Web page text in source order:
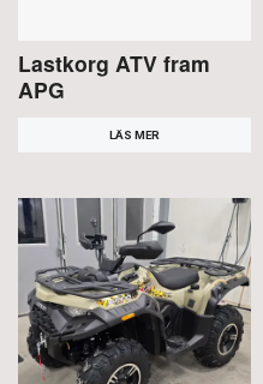
Lastkorg ATV fram
APG
LÄS MER